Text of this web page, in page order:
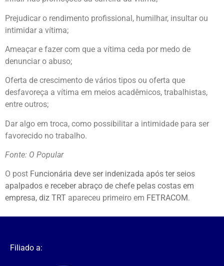
Prejudicar o rendimento profissional, humilhar, insultar ou
intimidar a vítima;
Ameaçar e fazer com que a vítima ceda por medo de
denunciar o abuso;
Oferta de crescimento de vários tipos ou oferta que
desfavoreça a vítima em meios acadêmicos, trabalhistas,
entre outros;
Dar algo em troca, como possibilitar a intimidade para ser
favorecido no trabalho.
Fonte: O Popular
O post Funcionária deve ser indenizada após ter seios
apalpados e receber abraço de chefe pelas costas em
empresa, diz TRT apareceu primeiro em FETRACOM.
Filiado a: